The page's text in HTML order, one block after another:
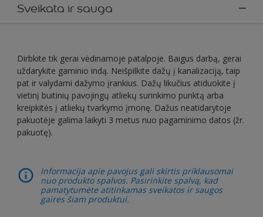
Sveikata ir sauga
Dirbkite tik gerai vėdinamoje patalpoje. Baigus darbą, gerai
uždarykite gaminio indą. Neišpilkite dažų į kanalizaciją, taip
pat ir valydami dažymo įrankius. Dažų likučius atiduokite į
vietinį buitinių pavojingų atliekų surinkimo punktą arba
kreipkitės į atliekų tvarkymo įmonę. Dažus neatidarytoje
pakuotėje galima laikyti 3 metus nuo pagaminimo datos (žr.
pakuotę).
Informacija apie pavojus gali skirtis priklausomai
nuo produkto spalvos. Pasirinkite spalvą, kad
pamatytumėte atitinkamas sveikatos ir saugos
gaires šiam produktui.